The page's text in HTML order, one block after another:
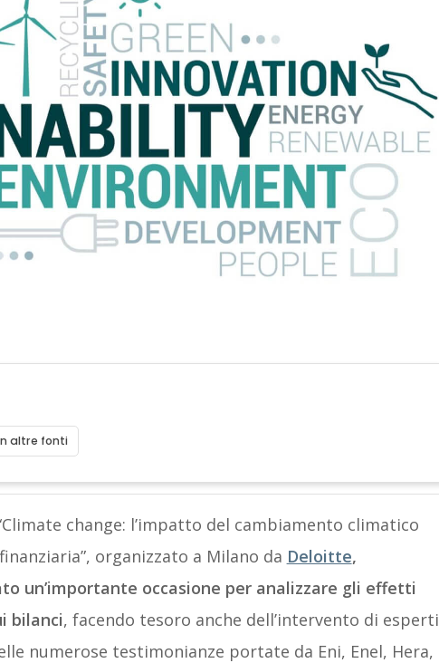
altre fonti
change: l’impatto del cambiamento climatico
organizzato a Milano da Deloitte,
un’importante occasione per analizzare gli effetti
bilanci, facendo tesoro anche dell’intervento di esperti
numerose testimonianze portate da Eni, Enel, Hera,